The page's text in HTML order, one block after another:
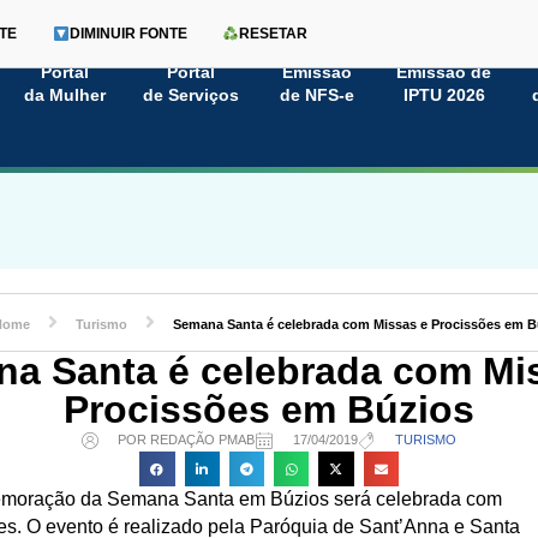
Portal
da Mulher
Portal
de Serviços
Emissão
de NFS-e
Emissão de
IPTU 2026
DIMINUIR FONTE RESETAR
Turismo Semana Santa é celebrada com Missas e Procissões em
Santa é celebrada com
Procissões em Búzios
POR REDAÇÃO PMAB 17/04/2019 TURISMO
da Semana Santa em Búzios será celebrada com
O evento é realizado pela Paróquia de Sant’Anna e Santa